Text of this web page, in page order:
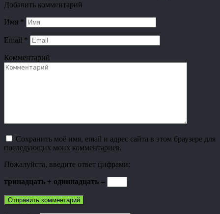
Добавить комментарий
Имя *
Email *
Комментарий
Сохранить моё имя, email и адрес сайта в этом браузере для
последующих моих комментариев.
Пожалуйста, введите ответ цифрами:
тринадцать + одиннадцать =